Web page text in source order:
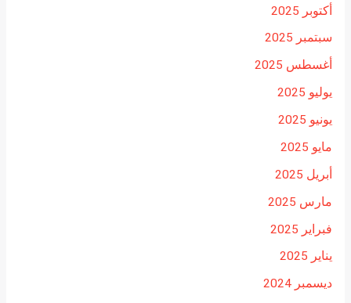
أكتوبر 2025
سبتمبر 2025
أغسطس 2025
يوليو 2025
يونيو 2025
مايو 2025
أبريل 2025
مارس 2025
فبراير 2025
يناير 2025
ديسمبر 2024